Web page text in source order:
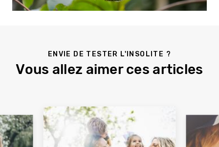
ENVIE DE TESTER L'INSOLITE ?
Vous allez aimer ces articles